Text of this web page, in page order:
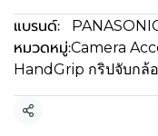
แบรนด์:
หมวดหมู่:Camera
HandGrip กริปจับกล้
แชร์